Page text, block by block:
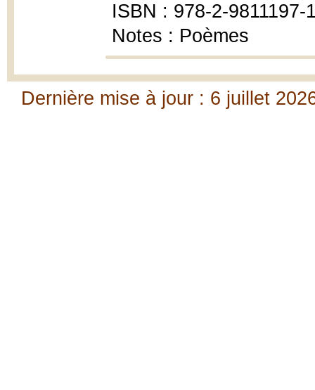
ISBN : 978-2-9811197-
Notes : Poèmes
Dernière mise à jour : 6 juillet